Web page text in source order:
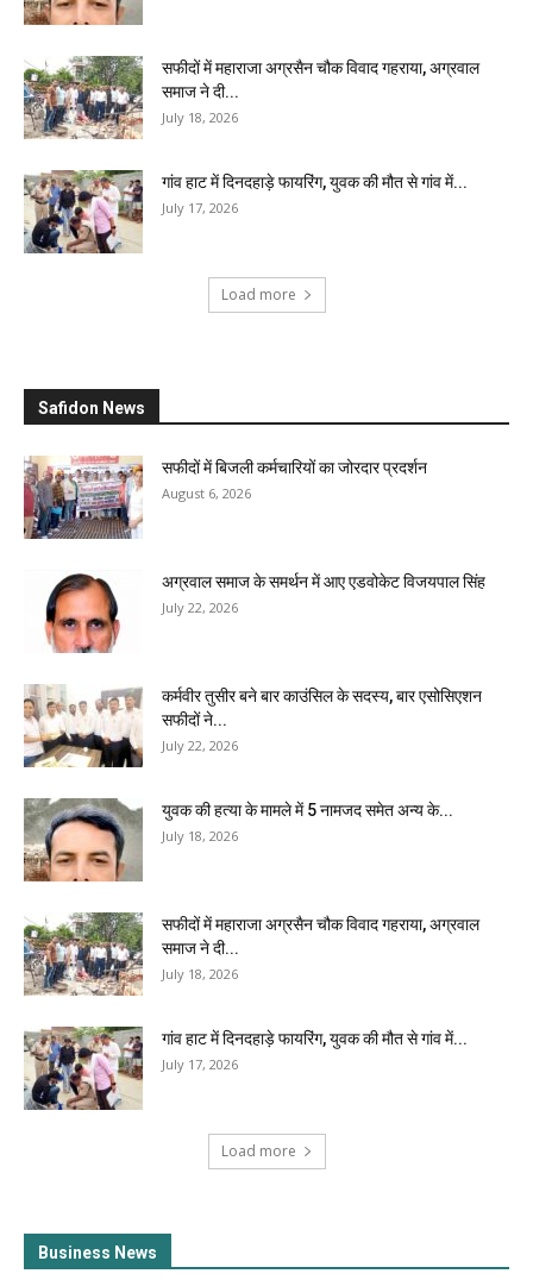
सफीदों में महाराजा अग्रसैन चौक विवाद गहराया, अग्रवाल
समाज ने दी...
July 18, 2026
गांव हाट में दिनदहाड़े फायरिंग, युवक की मौत से गांव में...
July 17, 2026
Load more
Safidon News
सफीदों में बिजली कर्मचारियों का जोरदार प्रदर्शन
August 6, 2026
अग्रवाल समाज के समर्थन में आए एडवोकेट विजयपाल सिंह
July 22, 2026
कर्मवीर तुसीर बने बार काउंसिल के सदस्य, बार एसोसिएशन
सफीदों ने...
July 22, 2026
युवक की हत्या के मामले में 5 नामजद समेत अन्य के...
July 18, 2026
सफीदों में महाराजा अग्रसैन चौक विवाद गहराया, अग्रवाल
समाज ने दी...
July 18, 2026
गांव हाट में दिनदहाड़े फायरिंग, युवक की मौत से गांव में...
July 17, 2026
Load more
Business News